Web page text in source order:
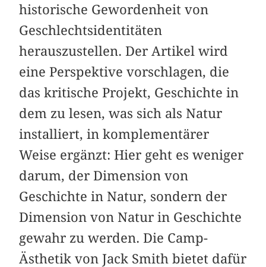
historische Gewordenheit von
Geschlechtsidentitäten
herauszustellen. Der Artikel wird
eine Perspektive vorschlagen, die
das kritische Projekt, Geschichte in
dem zu lesen, was sich als Natur
installiert, in komplementärer
Weise ergänzt: Hier geht es weniger
darum, der Dimension von
Geschichte in Natur, sondern der
Dimension von Natur in Geschichte
gewahr zu werden. Die Camp-
Ästhetik von Jack Smith bietet dafür